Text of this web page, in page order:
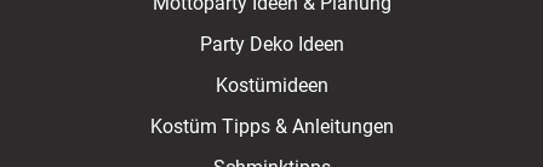
Party Deko Ideen
Kostümideen
Kostüm Tipps & Anleitungen